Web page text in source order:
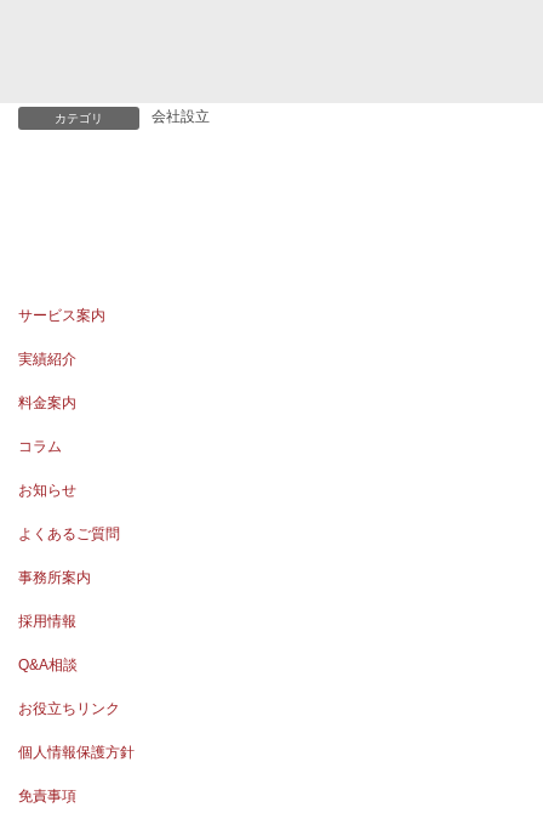
カテゴリ 会社設立
サービス案内
実績紹介
料金案内
コラム
お知らせ
よくあるご質問
事務所案内
採用情報
Q&A相談
お役立ちリンク
個人情報保護方針
免責事項